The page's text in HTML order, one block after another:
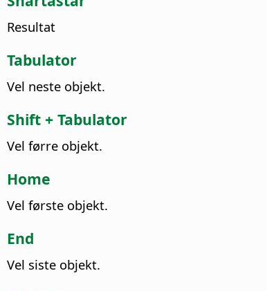
Resultat
Tabulator
Vel neste objekt.
Shift + Tabulator
Vel førre objekt.
Home
Vel første objekt.
End
Vel siste objekt.